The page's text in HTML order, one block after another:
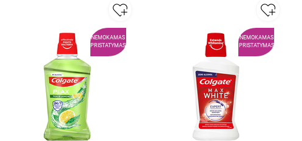
NEMOKAMAS
PRISTATYMAS
NEMOKAMAS
PRISTATYMAS